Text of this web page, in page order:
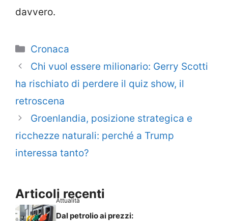
davvero.
Categorie
Cronaca
Chi vuol essere milionario: Gerry Scotti
ha rischiato di perdere il quiz show, il
retroscena
Groenlandia, posizione strategica e
ricchezze naturali: perché a Trump
interessa tanto?
Articoli recenti
Attualità
Dal petrolio ai prezzi: